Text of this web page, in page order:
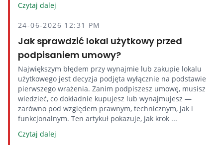
Czytaj dalej
24-06-2026 12:31 PM
Jak sprawdzić lokal użytkowy przed
podpisaniem umowy?
Największym błędem przy wynajmie lub zakupie lokalu
użytkowego jest decyzja podjęta wyłącznie na podstawie
pierwszego wrażenia. Zanim podpiszesz umowę, musisz
wiedzieć, co dokładnie kupujesz lub wynajmujesz —
zarówno pod względem prawnym, technicznym, jak i
funkcjonalnym. Ten artykuł pokazuje, jak krok ...
Czytaj dalej